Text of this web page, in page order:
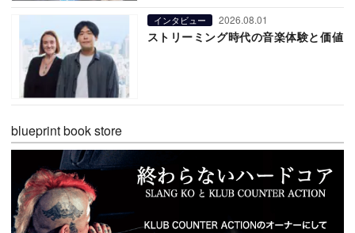
インタビュー 2026.08.01
ストリーミング時代の音楽体験と価値
blueprint book store